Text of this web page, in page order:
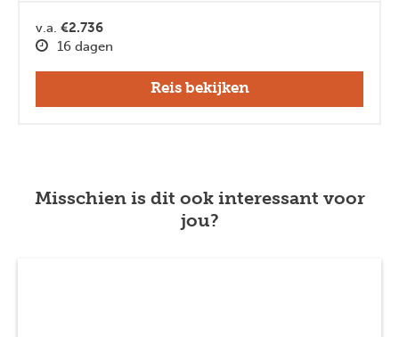
v.a. €2.736
16 dagen
Reis bekijken
Misschien is dit ook interessant voor
jou?